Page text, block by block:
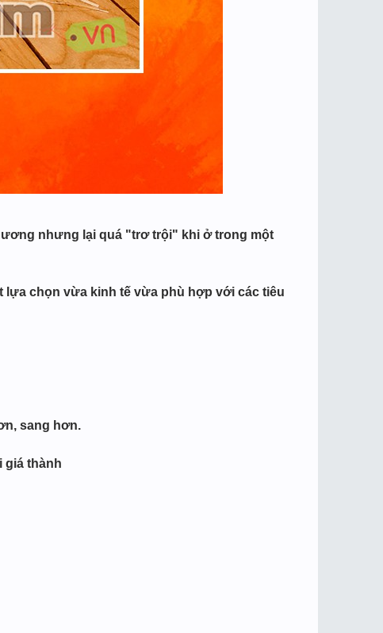
nhưng lại quá "trơ trội" khi ở trong một
lựa chọn vừa kinh tế vừa phù hợp với các tiêu
sang hơn.
giá thành